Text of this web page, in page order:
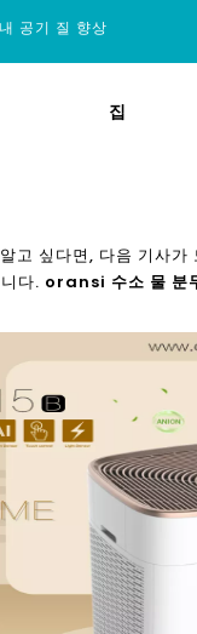
공기 질 향상
집
고 싶다면, 다음 기사가
다. oransi 수소 물 분